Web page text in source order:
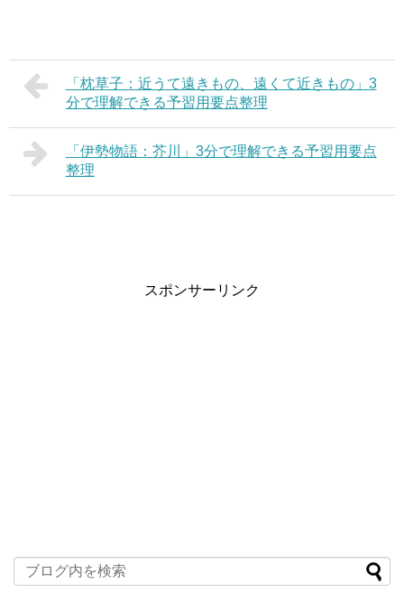
「枕草子：近うて遠きもの、遠くて近きもの」3
分で理解できる予習用要点整理
「伊勢物語：芥川」3分で理解できる予習用要点
整理
スポンサーリンク